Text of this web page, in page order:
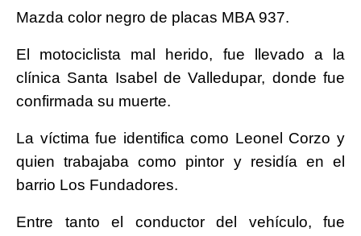
Mazda color negro de placas MBA 937.
El motociclista mal herido, fue llevado a la
clínica Santa Isabel de Valledupar, donde fue
confirmada su muerte.
La víctima fue identifica como Leonel Corzo y
quien trabajaba como pintor y residía en el
barrio Los Fundadores.
Entre tanto el conductor del vehículo, fue